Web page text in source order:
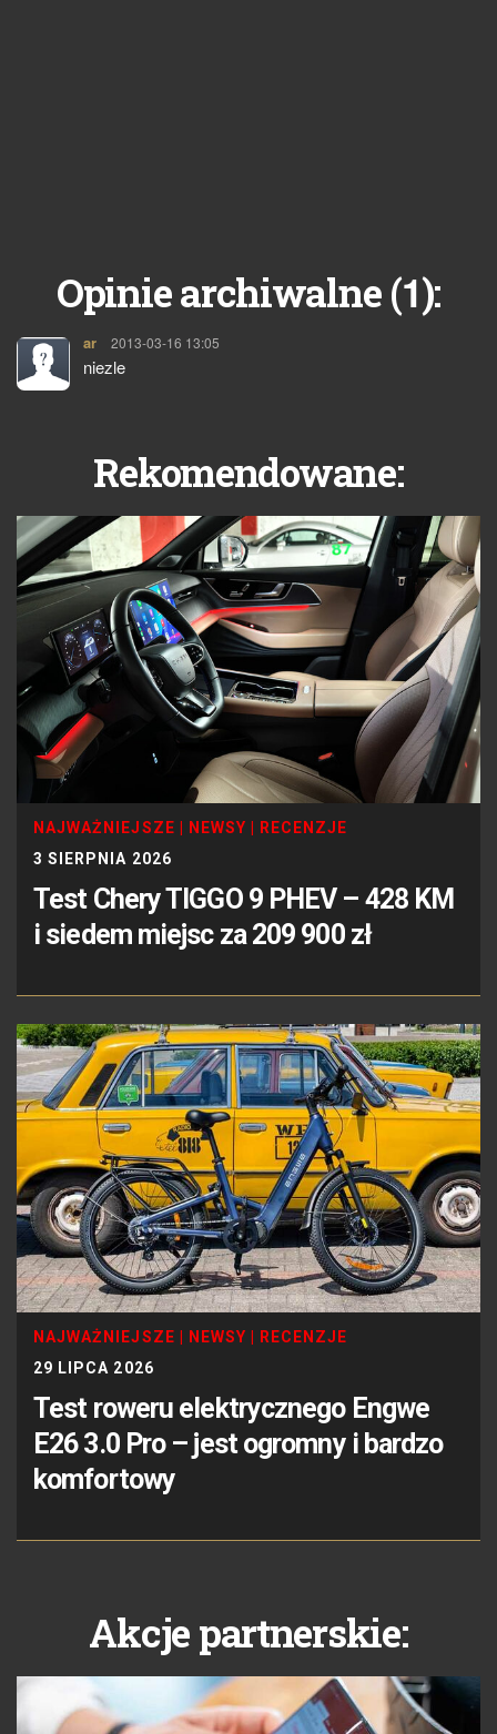
Opinie archiwalne (1):
ar pisze:
2013-03-16 13:05
niezle
Rekomendowane:
NAJWAŻNIEJSZE NEWSY
RECENZJE
3 SIERPNIA 2026
Test Chery TIGGO 9 PHEV – 428 KM
i siedem miejsc za 209 900 zł
NAJWAŻNIEJSZE | NEWSY | RECENZJE
29 LIPCA 2026
Test roweru elektrycznego Engwe
E26 3.0 Pro – jest ogromny i bardzo
komfortowy
Akcje partnerskie: